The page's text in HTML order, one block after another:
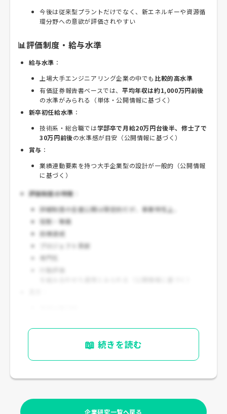
今後は従来型プラントだけでなく、新エネルギーや資源循
環分野への意欲が評価されやすい
📊評価制度・給与水準
給与水準 ：
上場大手エンジニアリング企業の中でも 比較的高水準
有価証券報告書ベースでは、 平均年収は約1,000万円前後
の水準がみられる（単体・公開情報に基づく）
新卒初任給水準 ：
技術系・総合職では学部卒で月給20万円台後半、修士了で
30万円前後の水準感が目安（公開情報に基づく）
賞与 ：
業績連動要素を持つ大手企業型の設計が一般的（公開情報
に基づく）
評価制度の特徴：
詳細制度の全面公開は限定的だが、事業特性上、
役割・等級
目標達成
プロジェクト貢献
専門性
行動評価
ある点は理解しておきたい
📖 続きを読む
企業研究一覧へ戻る